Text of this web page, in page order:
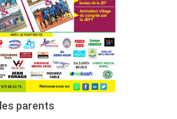
parents